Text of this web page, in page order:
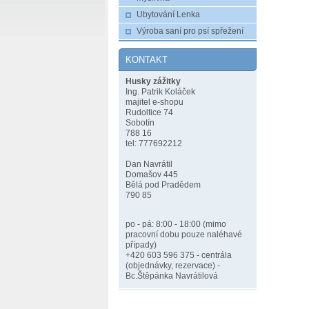
Ubytování Lenka
Výroba saní pro psí spřežení
KONTAKT
Husky zážitky
Ing. Patrik Koláček
majitel e-shopu
Rudoltice 74
Sobotín
788 16
tel: 777692212
Dan Navrátil
Domašov 445
Bělá pod Pradědem
790 85
po - pá: 8:00 - 18:00 (mimo
pracovní dobu pouze naléhavé
případy)
+420 603 596 375 - centrála
(objednávky, rezervace) -
Bc.Štěpánka Navrátilová